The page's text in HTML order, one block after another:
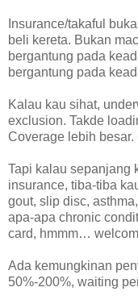
Insurance/takaful
beli kereta. Bukan
bergantung pada
bergantung pada
Kalau kau sihat,
exclusion. Takde
Coverage lebih
Tapi kalau sepanjang
insurance, tiba-tiba
gout, slip disc,
apa-apa chronic
card, hmmm…
Ada kemungkinan
50%-200%, waiting